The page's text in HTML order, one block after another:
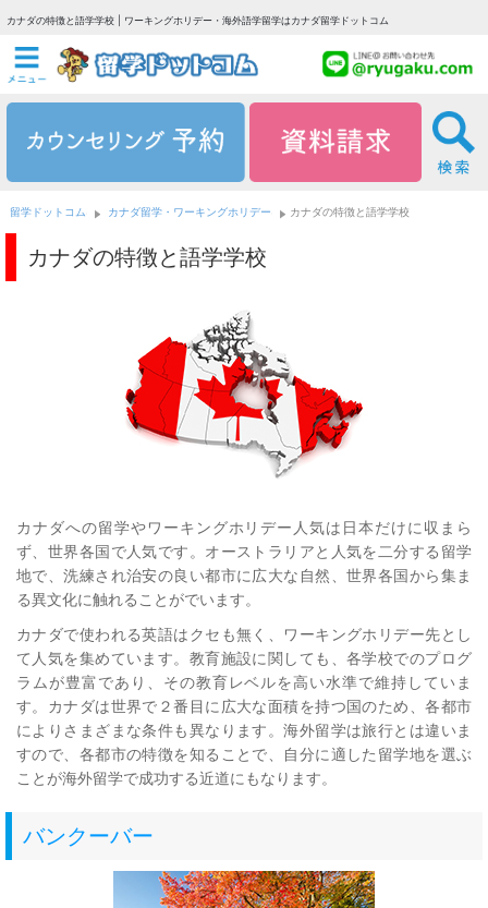
カナダの特徴と語学学校 | ワーキングホリデー・海外語学留学はカナダ留学ドットコム
留学ドットコム カナダ留学・ワーキングホリデー カナダの特徴と語学学校
カナダの特徴と語学学校
カナダへの留学やワーキングホリデー人気は日本だけに収まら
ず、世界各国で人気です。オーストラリアと人気を二分する留学
地で、洗練され治安の良い都市に広大な自然、世界各国から集ま
る異文化に触れることがでいます。
カナダで使われる英語はクセも無く、ワーキングホリデー先とし
て人気を集めています。教育施設に関しても、各学校でのプログ
ラムが豊富であり、その教育レベルを高い水準で維持していま
す。カナダは世界で２番目に広大な面積を持つ国のため、各都市
によりさまざまな条件も異なります。海外留学は旅行とは違いま
すので、各都市の特徴を知ることで、自分に適した留学地を選ぶ
ことが海外留学で成功する近道にもなります。
バンクーバー